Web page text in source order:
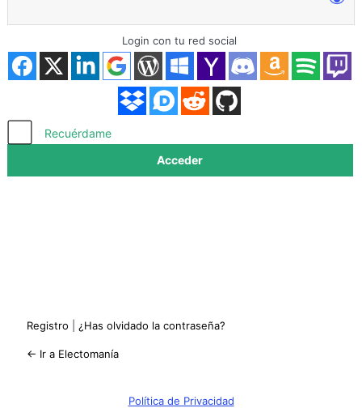
Acceder
Login con tu red social
Recuérdame
Registro ¿Has olvidado la contraseña?
← Ir a Electomanía
Política de Privacidad